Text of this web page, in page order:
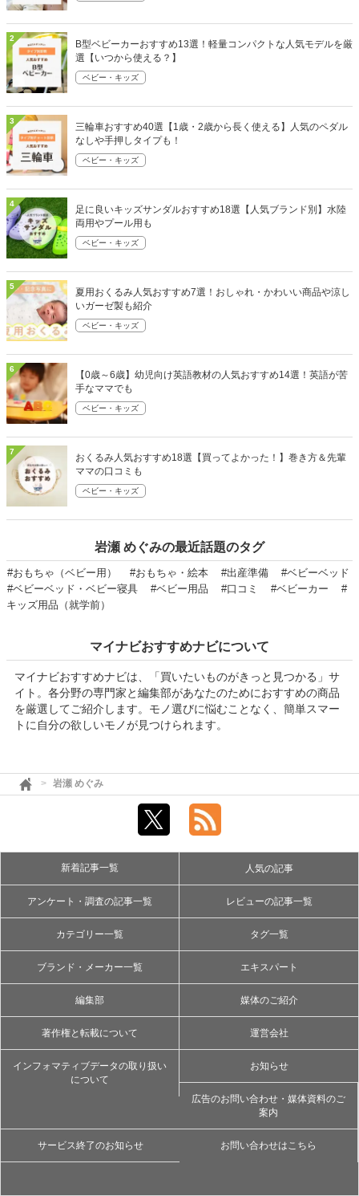
2
B型ベビーカーおすすめ13選！軽量コンパクトな人気モデルを厳
選【いつから使える？】
ベビー・キッズ
3
三輪車おすすめ40選【1歳・2歳から長く使える】人気のペダル
なしや手押しタイプも！
ベビー・キッズ
4
足に良いキッズサンダルおすすめ18選【人気ブランド別】水陸
両用やプール用も
ベビー・キッズ
5
夏用おくるみ人気おすすめ7選！おしゃれ・かわいい商品や涼し
いガーゼ製も紹介
ベビー・キッズ
6
【0歳～6歳】幼児向け英語教材の人気おすすめ14選！英語が苦
手なママでも
ベビー・キッズ
7
おくるみ人気おすすめ18選【買ってよかった！】巻き方＆先輩
ママの口コミも
ベビー・キッズ
岩瀬 めぐみの最近話題のタグ
#おもちゃ（ベビー用） #おもちゃ・絵本 #出産準備
#ベビーベッド
#ベビーベッド・ベビー寝具
#ベビー用品 #口コミ #ベビーカー
#
キッズ用品（就学前）
マイナビおすすめナビについて
マイナビおすすめナビは、「買いたいものがきっと見つかる」サ
イト。各分野の専門家と編集部があなたのためにおすすめの商品
を厳選してご紹介します。モノ選びに悩むことなく、簡単スマー
トに自分の欲しいモノが見つけられます。
岩瀬 めぐみ
新着記事一覧 人気の記事
アンケート・調査の記事一覧 レビューの記事一覧
カテゴリー一覧 タグ一覧
ブランド・メーカー一覧 エキスパート
編集部 媒体のご紹介
著作権と転載について 運営会社
インフォマティブデータの取り扱い
について
お知らせ
広告のお問い合わせ・媒体資料のご
案内
サービス終了のお知らせ お問い合わせはこちら